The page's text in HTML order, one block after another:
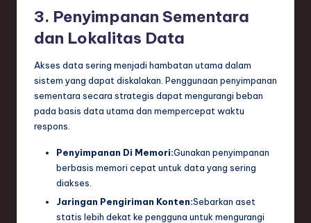
3. Penyimpanan Sementara
dan Lokalitas Data
Akses data sering menjadi hambatan utama dalam
sistem yang dapat diskalakan. Penggunaan penyimpanan
sementara secara strategis dapat mengurangi beban
pada basis data utama dan mempercepat waktu
respons.
Penyimpanan Di Memori:Gunakan penyimpanan
berbasis memori cepat untuk data yang sering
diakses.
Jaringan Pengiriman Konten:Sebarkan aset
statis lebih dekat ke pengguna untuk mengurangi